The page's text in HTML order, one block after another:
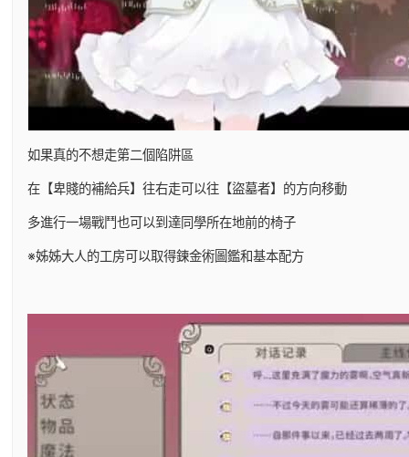
如果真的不想走第二個陷阱區
在【卑賤的補給兵】往右走可以往【盜墓者】的方向移動
多進行一場戰鬥也可以到達同學所在地前的椅子
※姊姊大人的工房可以取得鍊金術圖鑑和基本配方